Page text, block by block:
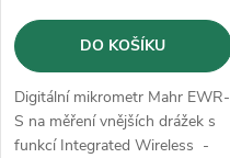
DO KOŠÍKU
Digitální mikrometr Mahr EWR-
S na měření vnějších drážek s
funkcí Integrated Wireless -